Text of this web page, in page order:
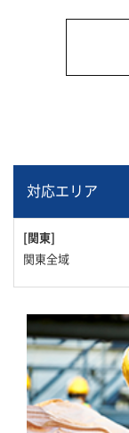
対応エリア
[関東]
関東全域